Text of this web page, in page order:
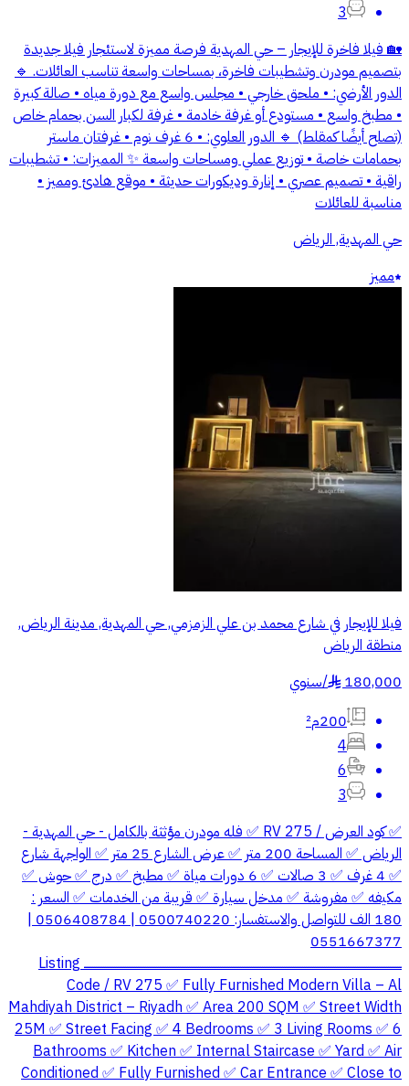
3
🏡 فيلا فاخرة للإيجار – حي المهدية فرصة مميزة لاستئجار فيلا جديدة
بتصميم مودرن وتشطيبات فاخرة، بمساحات واسعة تناسب العائلات. 🔹
الدور الأرضي: • ملحق خارجي • مجلس واسع مع دورة مياه • صالة كبيرة
• مطبخ واسع • مستودع أو غرفة خادمة • غرفة لكبار السن بحمام خاص
(تصلح أيضًا كمقلط) 🔹 الدور العلوي: • 6 غرف نوم • غرفتان ماستر
بحمامات خاصة • توزيع عملي ومساحات واسعة ✨ المميزات: • تشطيبات
راقية • تصميم عصري • إنارة وديكورات حديثة • موقع هادئ ومميز •
مناسبة للعائلات
حي المهدية, الرياض
مميز
فيلا للإيجار في شارع محمد بن علي الزمزمي, حي المهدية, مدينة الرياض,
منطقة الرياض
180,000
§
/سنوي
200م²
4
6
3
✅ كود العرض / RV 275 ✅ فله مودرن مؤثثة بالكامل - حي المهدية -
الرياض ✅ المساحة 200 متر ✅ عرض الشارع 25 متر ✅ الواجهة شارع
✅ 4 غرف ✅ 3 صالات ✅ 6 دورات مياة ✅ مطبخ ✅ درج ✅ حوش ✅
مكيفه ✅ مفروشة ✅ مدخل سيارة ✅ قريبة من الخدمات ✅ السعر :
180 الف للتواصل والاستفسار: 0500740220 | 0506408784 |
0551667377
ــــــــــــــــــــــــــــــــــــــــــــــــــــــــــــــــــــــــــــــــــــــــــــــــــــــــــــــــــــــــــــــــــــــــــــــــــــــــــــــــــــــــــــــ Listing
Code / RV 275 ✅ Fully Furnished Modern Villa – Al
Mahdiyah District – Riyadh ✅ Area 200 SQM ✅ Street Width
25M ✅ Street Facing ✅ 4 Bedrooms ✅ 3 Living Rooms ✅ 6
Bathrooms ✅ Kitchen ✅ Internal Staircase ✅ Yard ✅ Air
Conditioned ✅ Fully Furnished ✅ Car Entrance ✅ Close to